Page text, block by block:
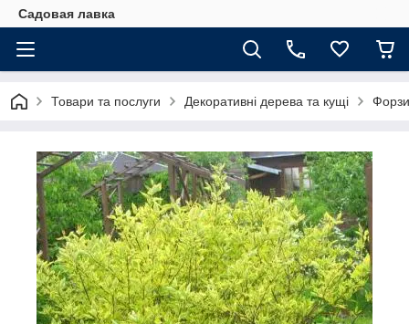
Садовая лавка
Товари та послуги Декоративні дерева та кущі